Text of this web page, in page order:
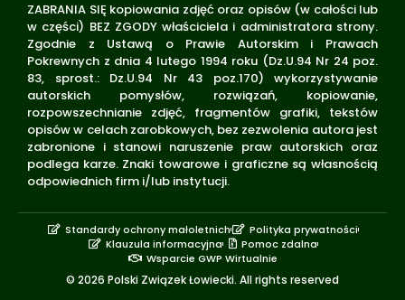
ZABRANIA SIĘ kopiowania zdjęć oraz opisów (w całości lub
w części) BEZ ZGODY właściciela i administratora strony.
Zgodnie z Ustawą o Prawie Autorskim i Prawach
Pokrewnych z dnia 4 lutego 1994 roku (Dz.U.94 Nr 24 poz.
83, sprost.: Dz.U.94 Nr 43 poz.170) wykorzystywanie
autorskich pomysłów, rozwiązań, kopiowanie,
rozpowszechnianie zdjęć, fragmentów grafiki, tekstów
opisów w celach zarobkowych, bez zezwolenia autora jest
zabronione i stanowi naruszenie praw autorskich oraz
podlega karze. Znaki towarowe i graficzne są własnością
odpowiednich firm i/lub instytucji.
© 2026 Polski Związek Łowiecki. All rights reserved
Standardy ochrony małoletnich
Polityka prywatności
Klauzula informacyjna
Pomoc zdalna
Wsparcie GWP Wirtualnie